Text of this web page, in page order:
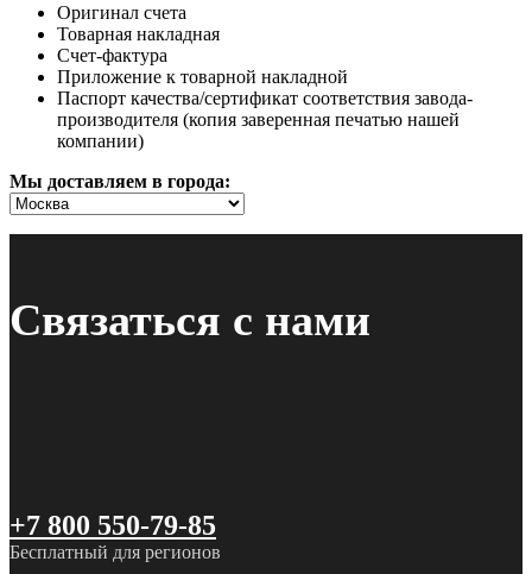
Оригинал счета
Товарная накладная
Счет-фактура
Приложение к товарной накладной
Паспорт качества/сертификат соответствия завода-
производителя (копия заверенная печатью нашей
компании)
Мы доставляем в города:
Связаться с нами
+7 800 550-79-85
Бесплатный для регионов